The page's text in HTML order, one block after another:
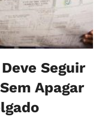
Seguir
Apagar